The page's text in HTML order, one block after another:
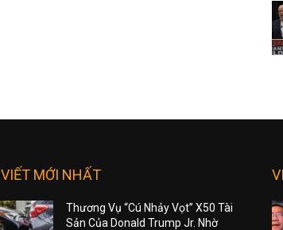
MỚI NHẤT
Thương Vụ “Cú Nhảy Vọt” X50 Tài
Sản Của Donald Trump Jr. Nhờ